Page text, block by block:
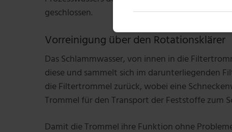
geschlossen.
Vorreinigung über den Rotationsklärer
Das Schlammwasser, von innen in die
diese und sammelt sich im darunterliegenden
die Filtertrommel zurück, wobei eine
Trommel für den Transport der Feststoffe zum
Damit die Trommel ihre Funktion ohne